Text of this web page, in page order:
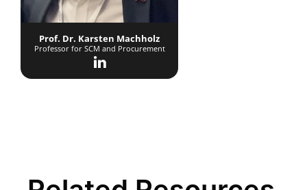
Prof. Dr. Karsten Machholz
Professor for SCM and Procurement